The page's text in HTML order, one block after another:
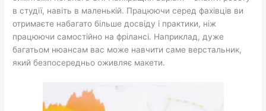
в студії, навіть в маленькій. Працюючи серед фахівців ви
отримаєте набагато більше досвіду і практики, ніж
працюючи самостійно на фрілансі. Наприклад, дуже
багатьом нюансам вас може навчити саме верстальник,
який безпосередньо оживляє макети.